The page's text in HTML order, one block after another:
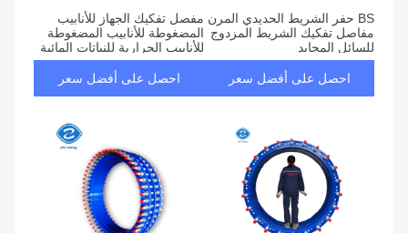
BS حفر الشريط الحديدي المرن
مفاصل تفكيك الشريط المزدوج
للسائل المحايد
احصل على أفضل سعر
مفصل تفكيك الجهاز للأنابيب
المضغوطة للأنابيب المضغوطة
للأنابيب الحرارية للنباتات المائية
القياسية
احصل على أفضل سعر